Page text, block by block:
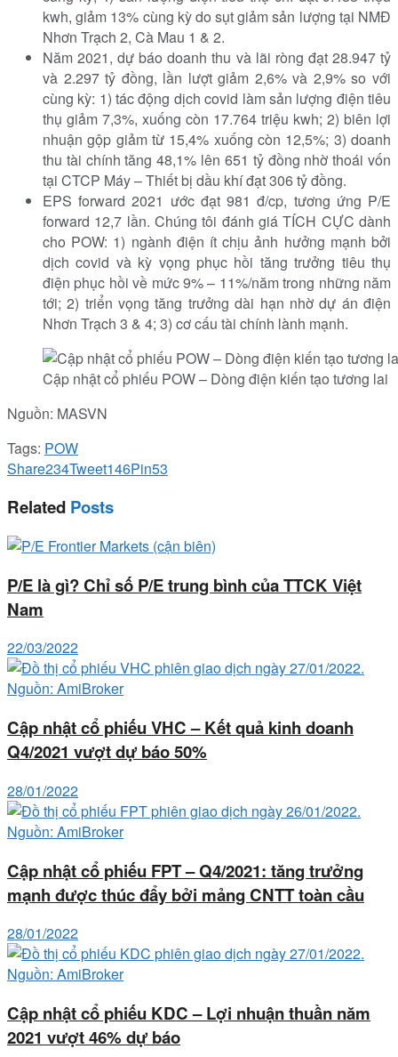
kwh, giảm 13% cùng kỳ do sụt giảm sản lượng tại NMĐ
Nhơn Trạch 2, Cà Mau 1 & 2.
Năm 2021, dự báo doanh thu và lãi ròng đạt 28.947 tỷ
và 2.297 tỷ đồng, lần lượt giảm 2,6% và 2,9% so với
cùng kỳ: 1) tác động dịch covid làm sản lượng điện tiêu
thụ giảm 7,3%, xuống còn 17.764 triệu kwh; 2) biên lợi
nhuận gộp giảm từ 15,4% xuống còn 12,5%; 3) doanh
thu tài chính tăng 48,1% lên 651 tỷ đồng nhờ thoái vốn
tại CTCP Máy – Thiết bị dầu khí đạt 306 tỷ đồng.
EPS forward 2021 ước đạt 981 đ/cp, tương ứng P/E
forward 12,7 lần. Chúng tôi đánh giá TÍCH CỰC dành
cho POW: 1) ngành điện ít chịu ảnh hưởng mạnh bởi
dịch covid và kỳ vọng phục hồi tăng trưởng tiêu thụ
điện phục hồi về mức 9% – 11%/năm trong những năm
tới; 2) triển vọng tăng trưởng dài hạn nhờ dự án điện
Nhơn Trạch 3 & 4; 3) cơ cấu tài chính lành mạnh.
Cập nhật cổ phiếu POW – Dòng điện kiến tạo tương lai
Nguồn: MASVN
Tags: POW
Share234Tweet146Pin53
Related Posts
P/E là gì? Chỉ số P/E trung bình của TTCK Việt
Nam
22/03/2022
Cập nhật cổ phiếu VHC – Kết quả kinh doanh
Q4/2021 vượt dự báo 50%
28/01/2022
Cập nhật cổ phiếu FPT – Q4/2021: tăng trưởng
mạnh được thúc đẩy bởi mảng CNTT toàn cầu
28/01/2022
Cập nhật cổ phiếu KDC – Lợi nhuận thuần năm
2021 vượt 46% dự báo